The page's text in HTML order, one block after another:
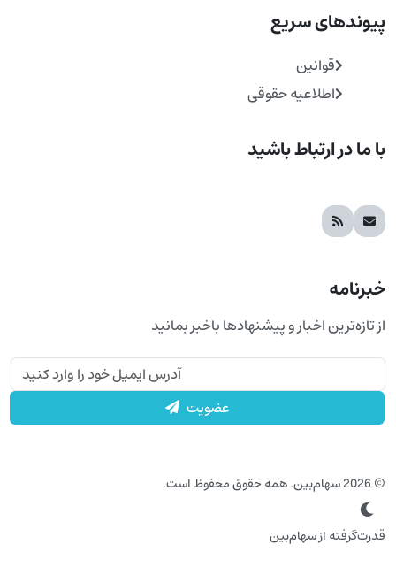
پیوندهای سریع
قوانین
اطلاعیه حقوقی
با ما در ارتباط باشید
خبرنامه
از تازه‌ترین اخبار و پیشنهادها باخبر بمانید
عضویت
© 2026 سهام‌بین. همه حقوق محفوظ است.
قدرت‌گرفته از سهام‌بین